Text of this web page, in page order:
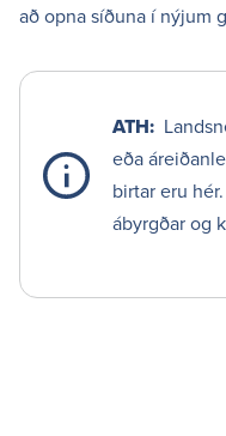
að opna síðuna í nýjum
ATH:
eða
birtar eru
ábyrgðar og